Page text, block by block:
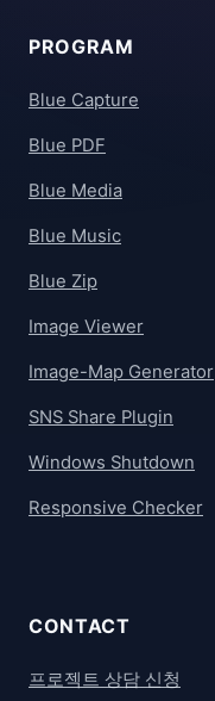
PROGRAM
Blue Capture
Blue PDF
Blue Media
Blue Music
Blue Zip
Image Viewer
Image-Map Generator
SNS Share Plugin
Windows Shutdown
Responsive Checker
CONTACT
프로젝트 상담 신청